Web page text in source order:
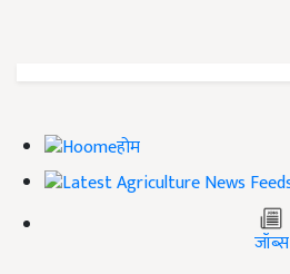
होम
जॉब्स